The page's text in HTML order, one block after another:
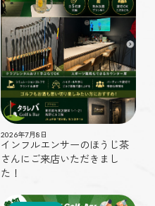
2026年7月8日
インフルエンサーのほうじ茶
さんにご来店いただきまし
た！